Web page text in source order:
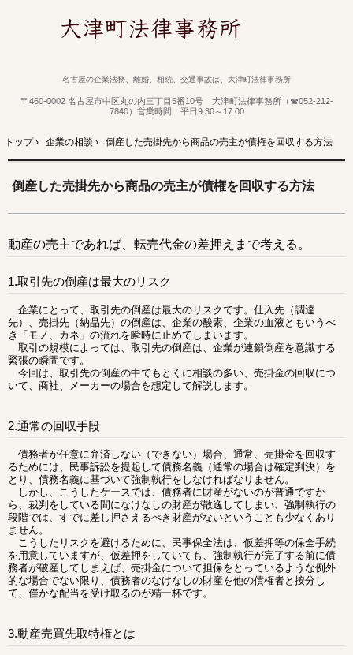
名古屋の企業法務、離婚、相続、交通事故は、大津町法律事務所
〒460-0002 名古屋市中区丸の内三丁目5番10号 大津町法律事務所（☎052-212-
7840）営業時間 平日9:30～17:00
トップ› 企業の相談 › 倒産した売掛先から商品の売主が債権を回収する方法
倒産した売掛先から商品の売主が債権を回収する方法
動産の売主であれば、転売代金の差押えまで考える。
1.取引先の倒産は最大のリスク
企業にとって、取引先の倒産は最大のリスクです。仕入先（調達
先）、売掛先（納品先）の倒産は、企業の酸素、企業の血液ともいうべ
き「モノ、カネ」の流れを瞬時に止めてしまいます。
取引の規模によっては、取引先の倒産は、企業が連鎖倒産を意識する
緊張の瞬間です。
今回は、取引先の倒産の中でもとくに相談の多い、売掛金の回収につ
いて、商社、メーカーの場合を想定して解説します。
2.通常の回収手段
債務者が任意に弁済しない（できない）場合、通常、売掛金を回収す
るためには、民事訴訟を提起して債務名義（通常の場合は確定判決）を
とり、債務名義に基づいて強制執行をしなければなりません。
しかし、こうしたケースでは、債務者に財産がないのが普通ですか
ら、裁判をしている間になけなしの財産が散逸してしまい、強制執行の
段階では、すでに差し押さえるべき財産がないということも少なくあり
ません。
こうしたリスクを避けるために、民事保全法は、仮差押等の保全手続
を用意していますが、仮差押をしていても、強制執行が完了する前に債
務者が破産してしまえば、売掛金について担保をとっているような例外
的な場合でない限り、債務者のなけなしの財産を他の債権者と按分し
て、僅かな配当を受け取るのが精一杯です。
3.動産売買先取特権とは